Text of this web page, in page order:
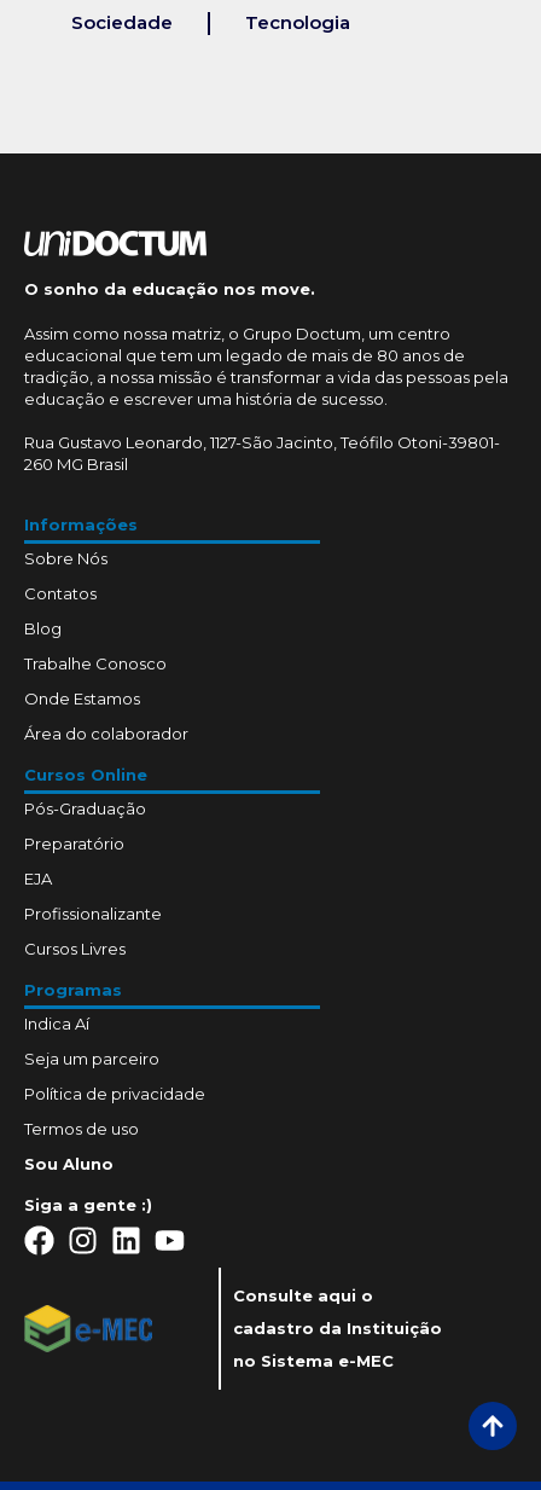
Sociedade Tecnologia
O sonho da educação nos move.
Assim como nossa matriz, o Grupo Doctum, um centro
educacional que tem um legado de mais de 80 anos de
tradição, a nossa missão é transformar a vida das pessoas pela
educação e escrever uma história de sucesso.
Rua Gustavo Leonardo, 1127-São Jacinto, Teófilo Otoni-39801-
260 MG Brasil
Informações
Sobre Nós
Contatos
Blog
Trabalhe Conosco
Onde Estamos
Área do colaborador
Cursos Online
Pós-Graduação
Preparatório
EJA
Profissionalizante
Cursos Livres
Programas
Indica Aí
Seja um parceiro
Política de privacidade
Termos de uso
Sou Aluno
Siga a gente :)
Consulte aqui o
cadastro da Instituição
no Sistema e-MEC